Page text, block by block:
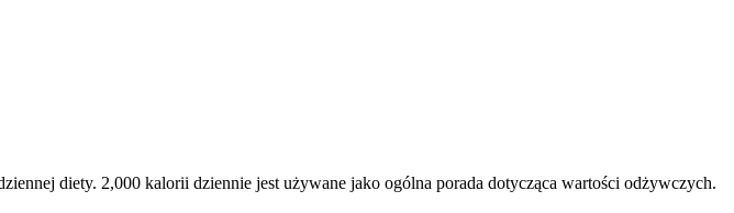
diety. 2,000 kalorii dziennie jest używane jako ogólna porada dotycząca wartości odżywczych.